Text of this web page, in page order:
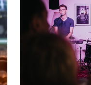
Unser Verhaltenskodex
Workcafé